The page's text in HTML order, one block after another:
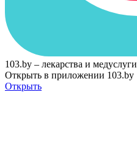
103.by – лекарства и медуслуги
Открыть в приложении 103.by
Открыть